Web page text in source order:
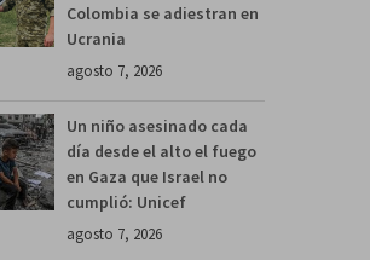
Colombia se adiestran en
Ucrania
agosto 7, 2026
Un niño asesinado cada
día desde el alto el fuego
en Gaza que Israel no
cumplió: Unicef
agosto 7, 2026